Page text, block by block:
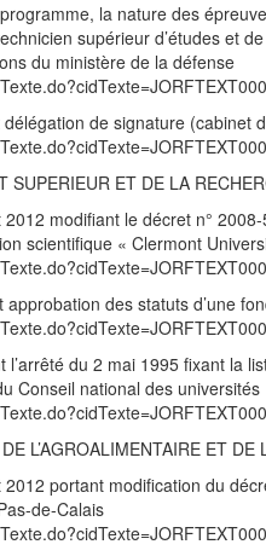
la nature des
supérieur d’études et
du ministère de la défense
de signature (cabinet
SUPERIEUR ET DE LA
modifiant le décret n°
scientifique « Clermont
des statuts d’une
du 2 mai 1995 fixant la
Conseil national des universités
L’AGROALIMENTAIRE ET DE
portant modification du
de-Calais